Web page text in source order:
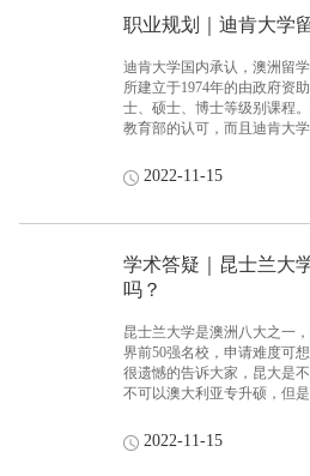
加公务员考试都是没有问题
本科没毕业怎么申请硕士呢?
很多本科没毕业的学生成功
职业规划｜迪肯大学
迪肯大学国内承认，澳洲留
所建立于1974年的由政府资
士、硕士、博士等级别课程
教育部的认可，而且迪肯大
2022-11-15
学术答疑｜昆士兰大
吗？
昆士兰大学是澳洲八大之一
界前50强名校，申请难度可
很遗憾的告诉大家，昆大是
不可以澳大利亚专升硕，但
相比，但在一些major领域方
2022-11-15